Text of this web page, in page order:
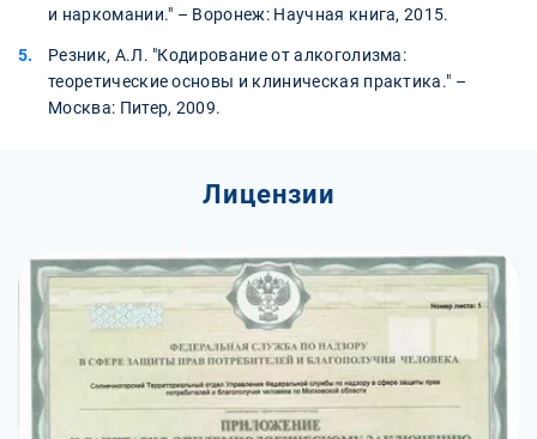
и наркомании." – Воронеж: Научная книга, 2015.
Резник, А.Л. "Кодирование от алкоголизма:
теоретические основы и клиническая практика." –
Москва: Питер, 2009.
Лицензии